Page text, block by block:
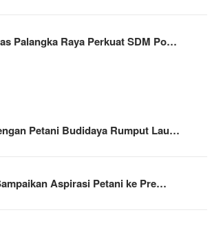
Palangka Raya Perkuat SDM Po…
Petani Budidaya Rumput Lau…
Aspirasi Petani ke Pre…